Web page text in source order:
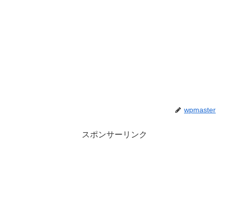
wpmaster
スポンサーリンク